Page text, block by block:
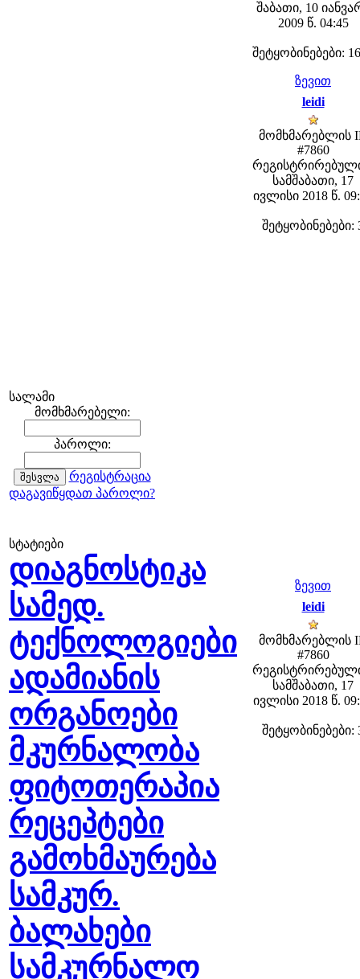
სალამი
მომხმარებელი:
პაროლი:
რეგისტრაცია
დაგავიწყდათ პაროლი?
სტატიები
დიაგნოსტიკა
სამედ.
ტექნოლოგიები
ადამიანის
ორგანოები
მკურნალობა
ფიტოთერაპია
რეცეპტები
გამოხმაურება
სამკურ.
ბალახები
სამკურნალო
შაბათი, 10
2009 წ. 04:45
შეტყობინებები:
ზევით
leidi
მომხმარებლის
#7860
სამშაბათი, 17
ივლისი 2018 წ.
შეტყობინებები:
ზევით
leidi
მომხმარებლის
#7860
სამშაბათი, 17
ივლისი 2018 წ.
შეტყობინებები: